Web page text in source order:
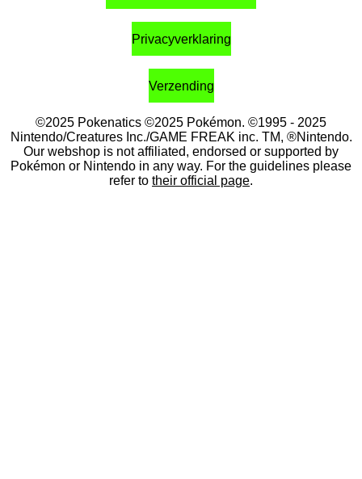
Privacyverklaring
Verzending
©2025 Pokenatics ©2025 Pokémon. ©1995 - 2025
Nintendo/Creatures Inc./GAME FREAK inc. TM, ®Nintendo.
Our webshop is not affiliated, endorsed or supported by
Pokémon or Nintendo in any way. For the guidelines please
refer to their official page.